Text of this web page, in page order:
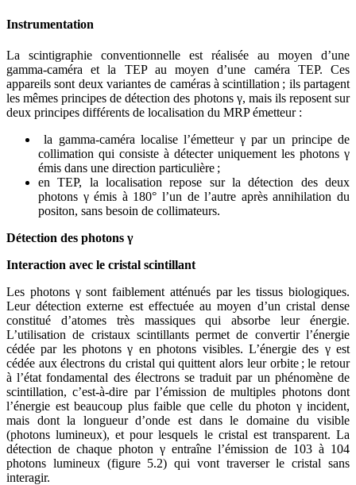
Instrumentation
La scintigraphie conventionnelle est réalisée au moyen d’une
gamma-caméra et la TEP au moyen d’une caméra TEP. Ces
appareils sont deux variantes de caméras à scintillation ; ils partagent
les mêmes principes de détection des photons γ, mais ils reposent sur
deux principes différents de localisation du MRP émetteur :
la gamma-caméra localise l’émetteur γ par un principe de
collimation qui consiste à détecter uniquement les photons γ
émis dans une direction particulière ;
en TEP, la localisation repose sur la détection des deux
photons γ émis à 180° l’un de l’autre après annihilation du
positon, sans besoin de collimateurs.
Détection des photons γ
Interaction avec le cristal scintillant
Les photons γ sont faiblement atténués par les tissus biologiques.
Leur détection externe est effectuée au moyen d’un cristal dense
constitué d’atomes très massiques qui absorbe leur énergie.
L’utilisation de cristaux scintillants permet de convertir l’énergie
cédée par les photons γ en photons visibles. L’énergie des γ est
cédée aux électrons du cristal qui quittent alors leur orbite ; le retour
à l’état fondamental des électrons se traduit par un phénomène de
scintillation, c’est-à-dire par l’émission de multiples photons dont
l’énergie est beaucoup plus faible que celle du photon γ incident,
mais dont la longueur d’onde est dans le domaine du visible
(photons lumineux), et pour lesquels le cristal est transparent. La
détection de chaque photon γ entraîne l’émission de 103 à 104
photons lumineux (figure 5.2) qui vont traverser le cristal sans
interagir.